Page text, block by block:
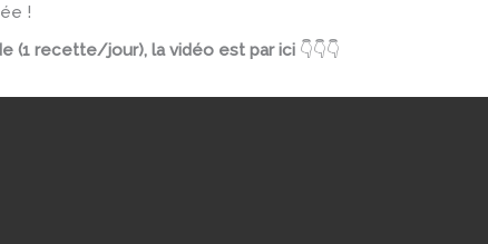
!
(1 recette/jour), la vidéo est par ici 👇👇👇